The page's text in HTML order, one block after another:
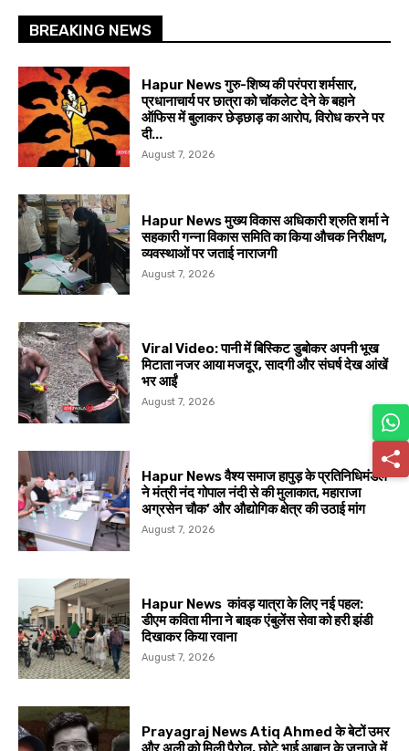
BREAKING NEWS
Hapur News गुरु-शिष्य की परंपरा शर्मसार,
प्रधानाचार्य पर छात्रा को चॉकलेट देने के बहाने
ऑफिस में बुलाकर छेड़छाड़ का आरोप, विरोध करने पर
दी...
August 7, 2026
Hapur News मुख्य विकास अधिकारी श्रुति शर्मा ने
सहकारी गन्ना विकास समिति का किया औचक निरीक्षण,
व्यवस्थाओं पर जताई नाराजगी
August 7, 2026
Viral Video: पानी में बिस्किट डुबोकर अपनी भूख
मिटाता नजर आया मजदूर, सादगी और संघर्ष देख आंखें
भर आईं
August 7, 2026
Hapur News वैश्य समाज हापुड़ के प्रतिनिधिमंडल
ने मंत्री नंद गोपाल नंदी से की मुलाकात, महाराजा
अग्रसेन चौक’ और औद्योगिक क्षेत्र की उठाई मांग
August 7, 2026
Hapur News कांवड़ यात्रा के लिए नई पहल:
डीएम कविता मीना ने बाइक एंबुलेंस सेवा को हरी झंडी
दिखाकर किया रवाना
August 7, 2026
Prayagraj News Atiq Ahmed के बेटों उमर